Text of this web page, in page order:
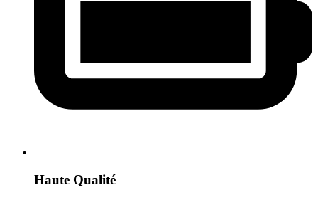
Haute Qualité